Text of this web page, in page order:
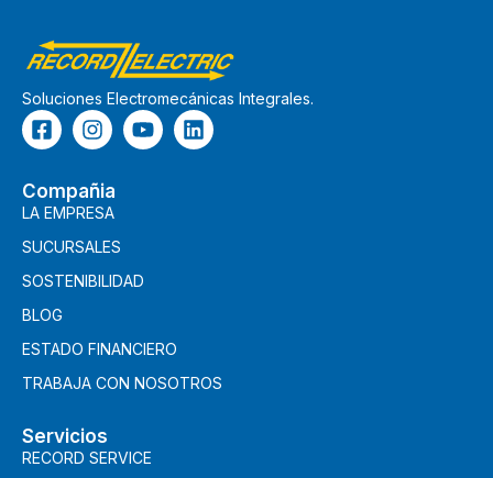
Soluciones Electromecánicas Integrales.
Compañia
LA EMPRESA
SUCURSALES
SOSTENIBILIDAD
BLOG
ESTADO FINANCIERO
TRABAJA CON NOSOTROS
Servicios
RECORD SERVICE